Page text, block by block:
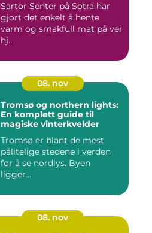
Sartor Senter på Sotra har
gjort det enkelt å hente
varm og smakfull mat på vei
hj...
08. nov
Tromsø og northern lights:
En komplett guide til
magiske vinterkvelder
Tromsø er blant de mest
pålitelige stedene i verden
for å se nordlys. Byen
ligger...
08. nov